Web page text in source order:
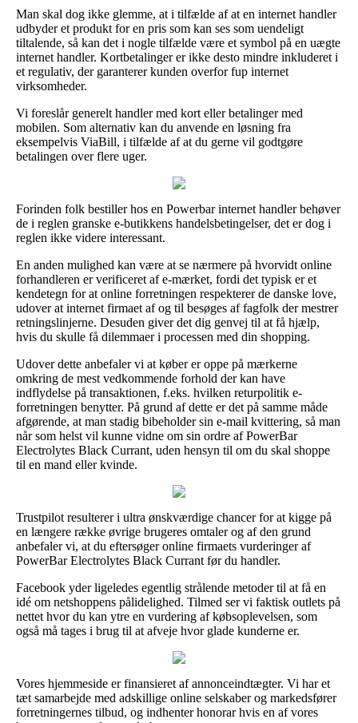
Man skal dog ikke glemme, at i tilfælde af at en internet handler
udbyder et produkt for en pris som kan ses som uendeligt
tiltalende, så kan det i nogle tilfælde være et symbol på en uægte
internet handler. Kortbetalinger er ikke desto mindre inkluderet i
et regulativ, der garanterer kunden overfor fup internet
virksomheder.
Vi foreslår generelt handler med kort eller betalinger med
mobilen. Som alternativ kan du anvende en løsning fra
eksempelvis ViaBill, i tilfælde af at du gerne vil godtgøre
betalingen over flere uger.
Forinden folk bestiller hos en Powerbar internet handler behøver
de i reglen granske e-butikkens handelsbetingelser, det er dog i
reglen ikke videre interessant.
En anden mulighed kan være at se nærmere på hvorvidt online
forhandleren er verificeret af e-mærket, fordi det typisk er et
kendetegn for at online forretningen respekterer de danske love,
udover at internet firmaet af og til besøges af fagfolk der mestrer
retningslinjerne. Desuden giver det dig genvej til at få hjælp,
hvis du skulle få dilemmaer i processen med din shopping.
Udover dette anbefaler vi at køber er oppe på mærkerne
omkring de mest vedkommende forhold der kan have
indflydelse på transaktionen, f.eks. hvilken returpolitik e-
forretningen benytter. På grund af dette er det på samme måde
afgørende, at man stadig bibeholder sin e-mail kvittering, så man
når som helst vil kunne vidne om sin ordre af PowerBar
Electrolytes Black Currant, uden hensyn til om du skal shoppe
til en mand eller kvinde.
Trustpilot resulterer i ultra ønskværdige chancer for at kigge på
en længere række øvrige brugeres omtaler og af den grund
anbefaler vi, at du eftersøger online firmaets vurderinger af
PowerBar Electrolytes Black Currant før du handler.
Facebook yder ligeledes egentlig strålende metoder til at få en
idé om netshoppens pålidelighed. Tilmed ser vi faktisk outlets på
nettet hvor du kan ytre en vurdering af købsoplevelsen, som
også må tages i brug til at afveje hvor glade kunderne er.
Vores hjemmeside er finansieret af annonceindtægter. Vi har et
tæt samarbejde med adskillige online selskaber og markedsfører
forretningernes tilbud, og indhenter honorar hvis en af vores